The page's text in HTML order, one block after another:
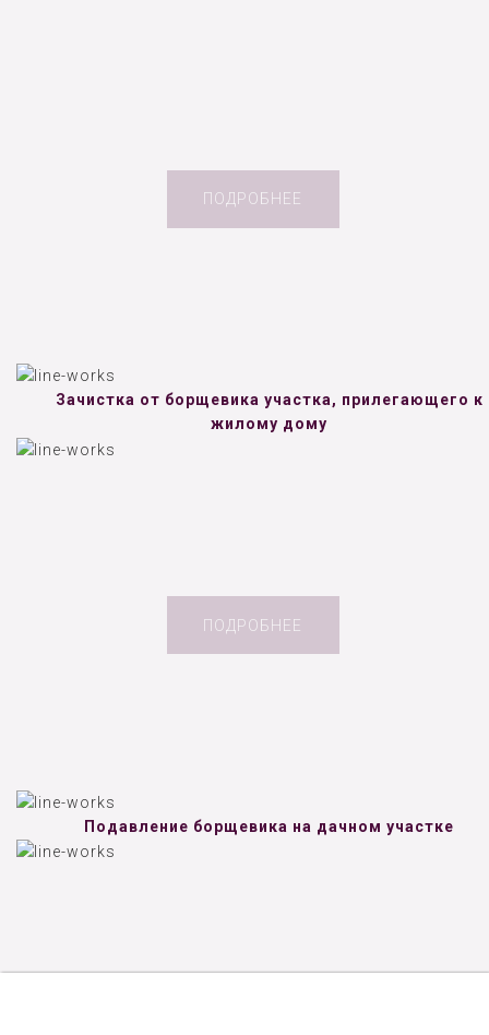
ПОДРОБНЕЕ
Зачистка от борщевика участка, прилегающего к
жилому дому
ПОДРОБНЕЕ
Подавление борщевика на дачном участке